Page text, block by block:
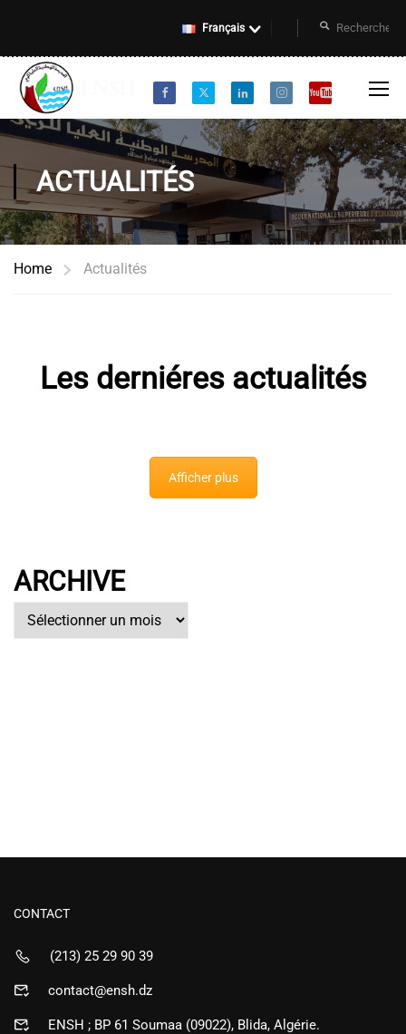
Français
ACTUALITÉS
Home Actualités
Les derniéres actualités
Afficher plus
ARCHIVE
Archive
CONTACT
(213) 25 29 90 39
contact@ensh.dz
ENSH ; BP 61 Soumaa (09022), Blida, Algérie.